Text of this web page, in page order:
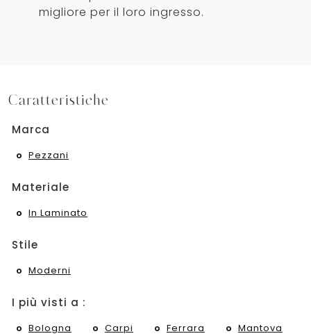
migliore per il loro ingresso.
Caratteristiche
Marca
Pezzani
Materiale
In Laminato
Stile
Moderni
I più visti a :
Bologna Carpi Ferrara
Mantova